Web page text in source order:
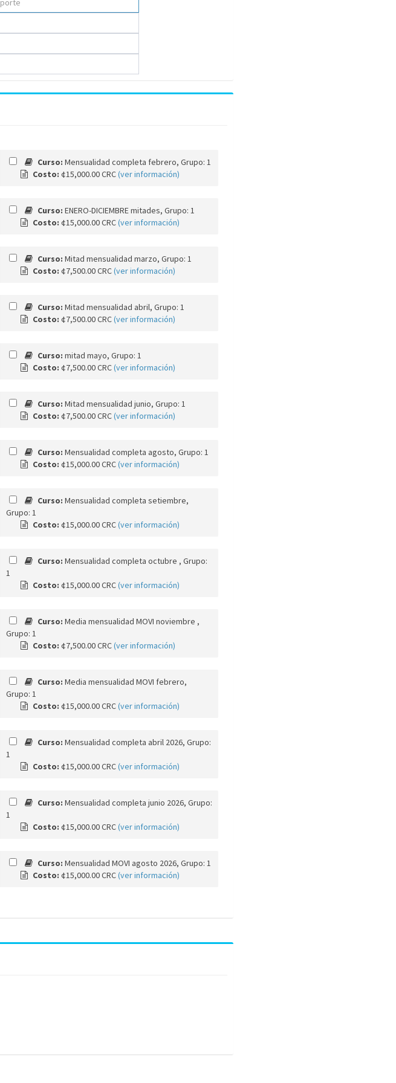
Curso: Mensualidad completa febrero, Grupo: 1
Costo: ¢15,000.00 CRC(ver información)
Curso: ENERO-DICIEMBRE mitades, Grupo: 1
Costo: ¢15,000.00 CRC(ver información)
Curso: Mitad mensualidad marzo, Grupo: 1
Costo: ¢7,500.00 CRC(ver información)
Curso: Mitad mensualidad abril, Grupo: 1
Costo: ¢7,500.00 CRC(ver información)
Curso: mitad mayo, Grupo: 1
Costo: ¢7,500.00 CRC(ver información)
Curso: Mitad mensualidad junio, Grupo: 1
Costo: ¢7,500.00 CRC(ver información)
Curso: Mensualidad completa agosto, Grupo: 1
Costo: ¢15,000.00 CRC(ver información)
Curso: Mensualidad completa setiembre,
Grupo: 1
Costo: ¢15,000.00 CRC(ver información)
Curso: Mensualidad completa octubre , Grupo:
1
Costo: ¢15,000.00 CRC(ver información)
Curso: Media mensualidad MOVI noviembre ,
Grupo: 1
Costo: ¢7,500.00 CRC(ver información)
Curso: Media mensualidad MOVI febrero,
Grupo: 1
Costo: ¢15,000.00 CRC(ver información)
Curso: Mensualidad completa abril 2026, Grupo:
1
Costo: ¢15,000.00 CRC(ver información)
Curso: Mensualidad completa junio 2026, Grupo:
1
Costo: ¢15,000.00 CRC(ver información)
Curso: Mensualidad MOVI agosto 2026, Grupo: 1
Costo: ¢15,000.00 CRC(ver información)